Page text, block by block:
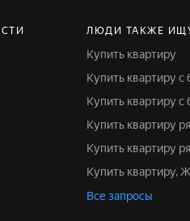
ЛЮДИ ТАКЖЕ
Купить квартиру
Купить квартиру
Купить квартиру
Купить квартиру
Купить квартиру
Купить
Все запросы